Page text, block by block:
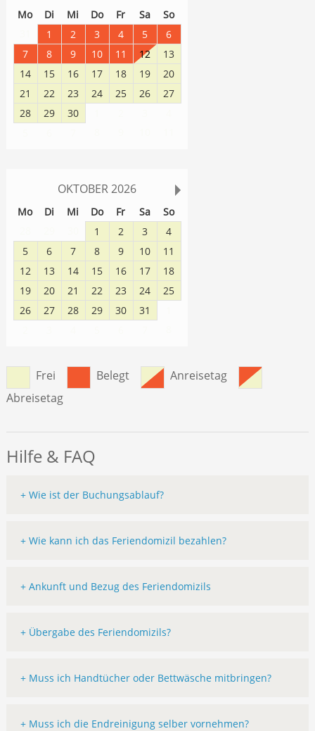
Mo Di Mi Do Fr Sa
So
1 2 3 4 5
6
7
8 9 10 11 12
13
14
15 16 17 18 19
20
21
22 23 24 25 26
27
28
29 30
OKTOBER2026
Mo Di Mi Do Fr Sa
So
1 2 3
4
5
6 7 8 9 10
11
12
13 14 15 16 17
18
19
20 21 22 23 24
25
26
27 28 29 30 31
Frei Belegt
Anreisetag
Abreisetag
Hilfe & FAQ
+ Wie ist der Buchungsablauf?
+ Wie kann ich das Feriendomizil bezahlen?
+ Ankunft und Bezug des Feriendomizils
+ Übergabe des Feriendomizils?
+ Muss ich Handtücher oder Bettwäsche mitbringen?
+ Muss ich die Endreinigung selber vornehmen?